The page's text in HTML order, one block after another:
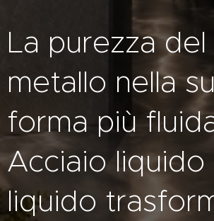
La purezza del
metallo nella
forma più
Acciaio liquido
liquido